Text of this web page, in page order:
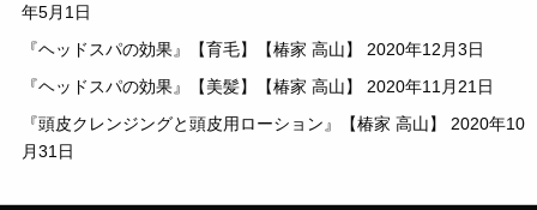
年5月1日
『ヘッドスパの効果』【育毛】【椿家 高山】
2020年12月3日
『ヘッドスパの効果』【美髪】【椿家 高山】
2020年11月21日
『頭皮クレンジングと頭皮用ローション』【椿家 高山】
2020年10
月31日